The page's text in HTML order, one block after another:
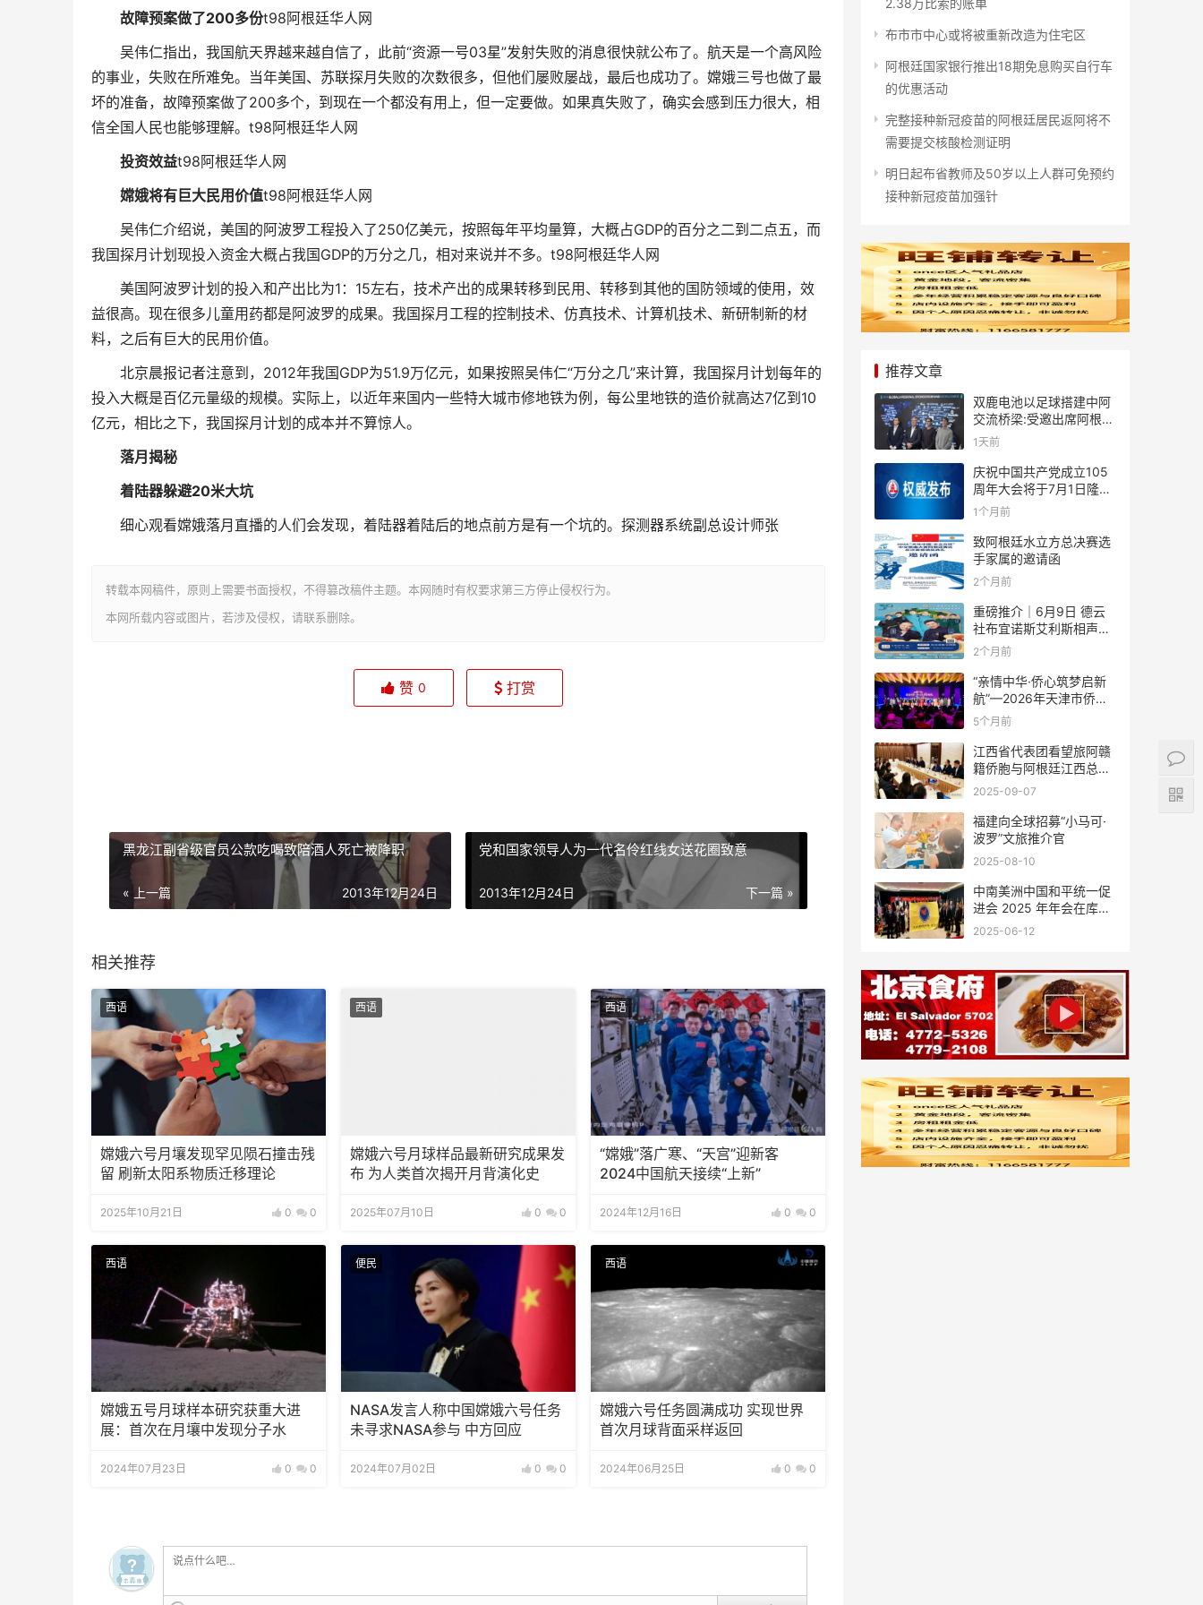
故障预案做了200多份t98阿根廷华人网
吴伟仁指出，我国航天界越来越自信了，此前“资源一号03星”发射失败的消息很快就公布了。航天是一个高风险
的事业，失败在所难免。当年美国、苏联探月失败的次数很多，但他们屡败屡战，最后也成功了。嫦娥三号也做了最
坏的准备，故障预案做了200多个，到现在一个都没有用上，但一定要做。如果真失败了，确实会感到压力很大，相
信全国人民也能够理解。 t98阿根廷华人网
投资效益t98阿根廷华人网
嫦娥将有巨大民用价值t98阿根廷华人网
吴伟仁介绍说，美国的阿波罗工程投入了250亿美元，按照每年平均量算，大概占GDP的百分之二到二点五，而
我国探月计划现投入资金大概占我国GDP的万分之几，相对来说并不多。 t98阿根廷华人网
美国阿波罗计划的投入和产出比为1：15左右，技术产出的成果转移到民用、转移到其他的国防领域的使用，效
益很高。现在很多儿童用药都是阿波罗的成果。我国探月工程的控制技术、仿真技术、计算机技术、新研制新的材
料，之后有巨大的民用价值。
北京晨报记者注意到，2012年我国GDP为51.9万亿元，如果按照吴伟仁“万分之几”来计算，我国探月计划每年的
投入大概是百亿元量级的规模。实际上，以近年来国内一些特大城市修地铁为例，每公里地铁的造价就高达7亿到10
亿元，相比之下，我国探月计划的成本并不算惊人。
落月揭秘
着陆器躲避20米大坑
细心观看嫦娥落月直播的人们会发现，着陆器着陆后的地点前方是有一个坑的。探测器系统副总设计师张
转载本网稿件，原则上需要书面授权，不得篡改稿件主题。本网随时有权要求第三方停止侵权行为。
本网所载内容或图片，若涉及侵权，请联系删除。
赞 0 打赏
黑龙江副省级官员公款吃喝致陪酒人死亡被降职
« 上一篇 2013年12月24日
党和国家领导人为一代名伶红线女送花圈致意
下一篇 »
2013年12月24日
相关推荐
西语
嫦娥六号月壤发现罕见陨石撞击残
留 刷新太阳系物质迁移理论
2025年10月21日 0 0
西语
嫦娥六号月球样品最新研究成果发
布 为人类首次揭开月背演化史
2025年07月10日 0 0
西语
“嫦娥”落广寒、“天宫”迎新客
2024中国航天接续“上新”
2024年12月16日 0 0
西语
嫦娥五号月球样本研究获重大进
展：首次在月壤中发现分子水
2024年07月23日 0 0
便民
NASA发言人称中国嫦娥六号任务
未寻求NASA参与 中方回应
2024年07月02日 0 0
西语
嫦娥六号任务圆满成功 实现世界
首次月球背面采样返回
2024年06月25日 0 0
2.38万比索的账单
布市市中心或将被重新改造为住宅区
阿根廷国家银行推出18期免息购买自行车
的优惠活动
完整接种新冠疫苗的阿根廷居民返阿将不
需要提交核酸检测证明
明日起布省教师及50岁以上人群可免预约
接种新冠疫苗加强针
推荐文章
双鹿电池以足球搭建中阿
交流桥梁:受邀出席阿根廷
足协赞助商招待会！
1天前
庆祝中国共产党成立105
周年大会将于7月1日隆重
举行
1个月前
致阿根廷水立方总决赛选
手家属的邀请函
2个月前
重磅推介｜6月9日 德云
社布宜诺斯艾利斯相声专
场！国风曲艺邂逅南美风
结！
2个月前
“亲情中华·侨心筑梦启新
航”—2026年天津市侨界
新春联谊活动成功举办
5个月前
江西省代表团看望旅阿赣
籍侨胞与阿根廷江西总商
会座谈
2025-09-07
福建向全球招募“小马可·
波罗”文旅推介官
2025-08-10
中南美洲中国和平统一促
进会 2025 年年会在库拉
索圆满举行，共绘反“独”
2025-06-12